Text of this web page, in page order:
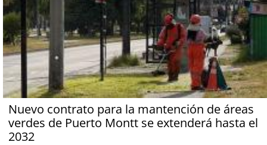
Nuevo contrato para la mantención de áreas
verdes de Puerto Montt se extenderá hasta el
2032